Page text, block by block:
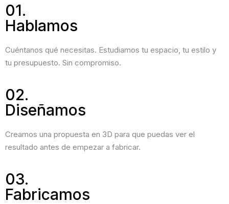
01.
Hablamos
Cuéntanos qué necesitas. Estudiamos tu espacio, tu estilo y
tu presupuesto. Sin compromiso.
02.
Diseñamos
Creamos una propuesta en 3D para que puedas ver el
resultado antes de empezar a fabricar.
03.
Fabricamos